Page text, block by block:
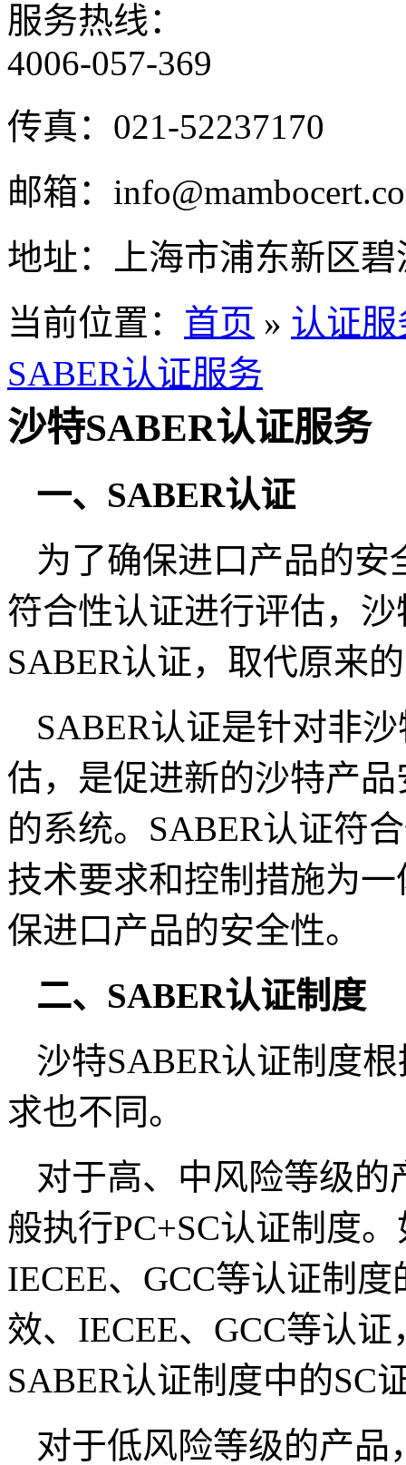
服务热线：
4006-057-369
传真： 021-52237170
邮箱：
地址：
上海市浦东新区
当前位置： 首页 » 认证服
SABER认证服务
沙特SABER认证服务
一、 SABER认证
为了确保进口产品的
符合性认证进行评估，
SABER认证，取代原来
SABER认证是针对非
估，是促进新的沙特产
的系统。SABER认证符
技术要求和控制措施为
保进口产品的安全性。
二、SABER认证制度
沙特SABER认证制度
求也不同。
对于高、中风险等级
般执行PC+SC认证制度
IECEE、GCC等认证制
效、IECEE、GCC等认
SABER认证制度中的SC
对于低风险等级的产